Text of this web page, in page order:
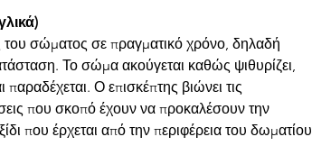
Το σώμα ακούγεται καθώς ψιθυρίζει,
παραδέχεται. Ο επισκέπτης βιώνει τις
που σκοπό έχουν να προκαλέσουν την
που έρχεται από την περιφέρεια του δωματίου